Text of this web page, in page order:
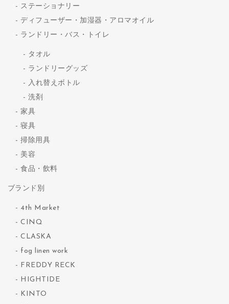
ステーショナリー
ディフューザー・加湿器・アロマオイル
ランドリー・バス・トイレ
タオル
ランドリーグッズ
入れ替えボトル
洗剤
家具
寝具
掃除用具
美容
食品・飲料
ブランド別
4th Market
CINQ
CLASKA
fog linen work
FREDDY RECK
HIGHTIDE
KINTO